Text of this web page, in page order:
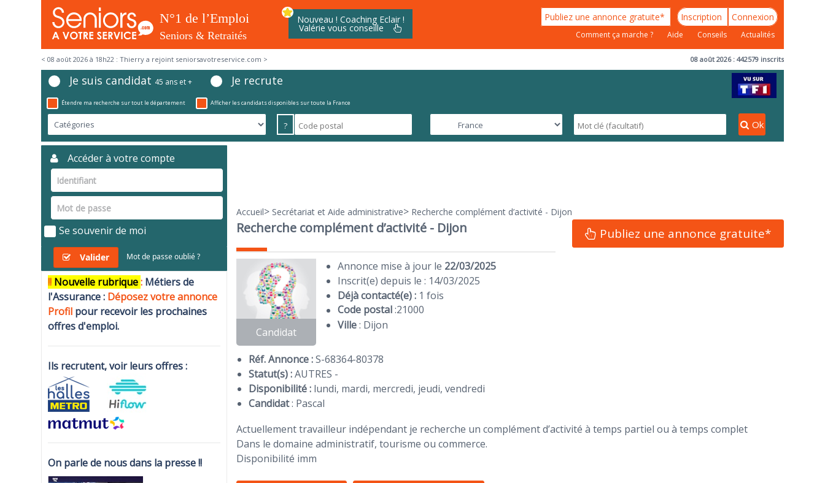
Nouveau ! Coaching Eclair !
Valérie vous conseille
Publiez une annonce gratuite* Inscription Connexion
Comment ça marche ? Aide Conseils Actualités
< 08 août 2026 à 18h22 : Thierry a rejoint seniorsavotreservice.com > 08 août 2026 : 442579 inscrits
Je suis candidat 45 ans et + Je recrute
Étendre ma recherche sur tout le département Afficher les candidats disponibles sur toute la France
? Ok
Accueil> Secrétariat et Aide administrative> Recherche complément d’activité - Dijon
Recherche complément d’activité - Dijon Publiez une annonce gratuite*
Candidat
Annonce mise à jour le 22/03/2025
Inscrit(e) depuis le : 14/03/2025
Déjà contacté(e) : 1 fois
Code postal:21000
Ville: Dijon
Réf. Annonce :S-68364-80378
Statut(s) :AUTRES -
Disponibilité :lundi, mardi, mercredi, jeudi, vendredi
Candidat: Pascal
Actuellement travailleur indépendant je recherche un complément d’activité à temps partiel ou à temps complet
Dans le domaine administratif, tourisme ou commerce.
Disponibilité imm
Accéder à votre compte
Se souvenir de moi
Valider Mot de passe oublié ?
!! Nouvelle rubrique: Métiers de
l'Assurance : Déposez votre annonce
Profil pour recevoir les prochaines
offres d'emploi.
Ils recrutent, voir leurs offres :
On parle de nous dans la presse !!